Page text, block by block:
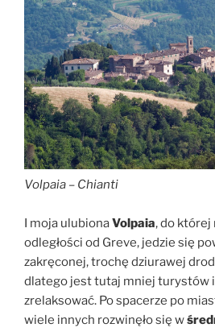
Volpaia – Chianti
I moja ulubionaVolpaia, do
odległości od Greve, jedzie się
zakręconej, trochę dziurawej
dlatego jest tutaj mniej turystów i
zrelaksować. Po spacerze po
wiele innych rozwinęło się w